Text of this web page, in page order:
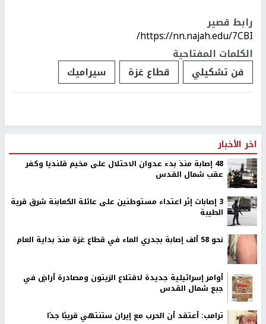
رابط قصير
https://nn.najah.edu/7CBI/
الكلمات المفتاحية
فن تشكيلي
قطاع غزة سيراميك
اخر الأخبار
48 إصابة منذ بدء عدوان الاحتلال على مخيم قلنديا وكفر
عقب شمال القدس
‏3 إصابات إثر اعتداء مستوطنين على عائلة الكعابنة شرق قرية
الطيبة
نحو 58 ألف إصابة بجدري الماء في قطاع غزة منذ بداية العام
أوامر إسرائيلية جديدة لاقتلاع الزيتون ومصادرة أراضٍ في
جبع شمال القدس
ترامب: أعتقد أن الحرب مع إيران ستنتهي قريبًا جدًا